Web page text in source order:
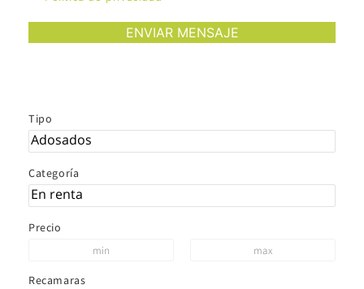
Tipo
Categoría
Precio
Recamaras